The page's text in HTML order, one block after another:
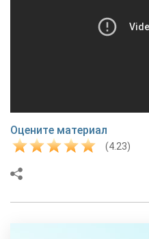
Оцените материал
(4.23)